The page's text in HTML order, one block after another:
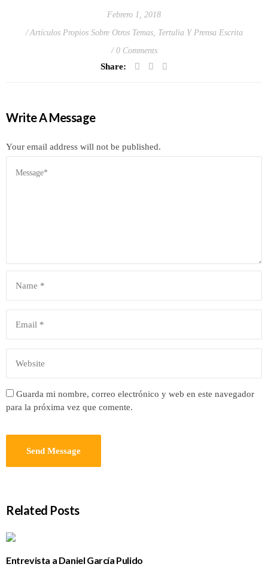
Febrero 1, 2018
Artículos Propios Sobre Otros Temas, Tertulia Y Prensa Escrita
0 Comments
Share:
Write A Message
Your email address will not be published.
Guarda mi nombre, correo electrónico y web en este navegador
para la próxima vez que comente.
Related Posts
Entrevista a Daniel García Pulido